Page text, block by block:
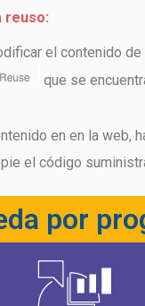
reuso:
el contenido de
que se
en en la web,
el código
por